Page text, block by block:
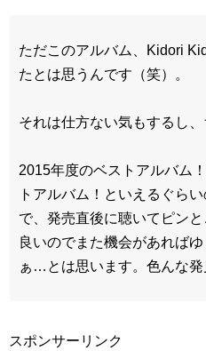
ただこのアルバム、Kidori
たとは思うんです（笑）。
それは仕方ない気もするし
2015年度のベストアルバム
トアルバム！といえるぐら
で、発売直後に聴いてピン
良いのでまた機会があれば
ぁ…とは思います。色んな発
スポンサーリンク